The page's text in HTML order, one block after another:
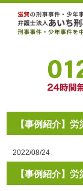
【事例紹介】
2022/08/24
【事例紹介】